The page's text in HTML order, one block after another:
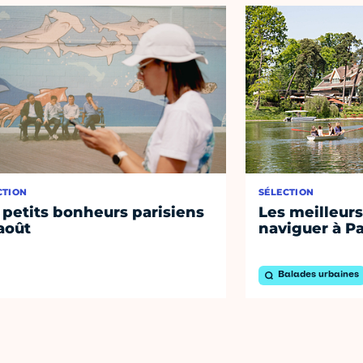
petits bonheurs parisiens
SÉLECTION
Les
naviguer à
Balades urbaines